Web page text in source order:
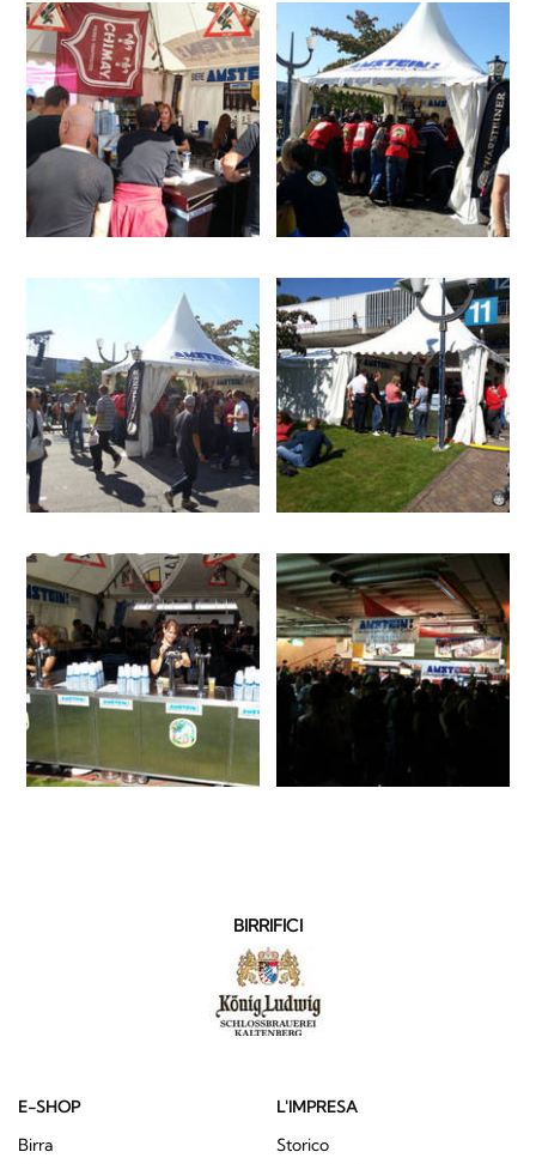
BIRRIFICI
E-SHOP
Birra
L'IMPRESA
Storico